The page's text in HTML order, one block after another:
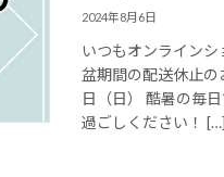
2024年8月6日
いつもオンライン
盆期間の配送休止
日（日） 酷暑の毎
過ごしください！ […]